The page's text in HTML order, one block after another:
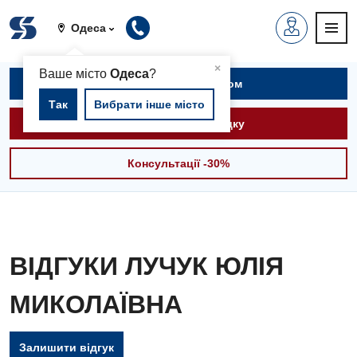
Одеса
×
Ваше містоОдеса?
Так Вибрати інше місто
Записатися на прийом
Викликати швидку
Консультації -30%
ВІДГУКИ ЛУЧУК ЮЛІЯ
МИКОЛАЇВНА
Залишити відгук